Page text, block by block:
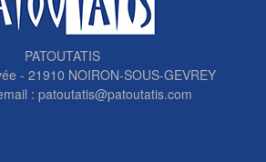
PATOUTATIS
- 21910 NOIRON-SOUS-GEVREY
: patoutatis@patoutatis.com